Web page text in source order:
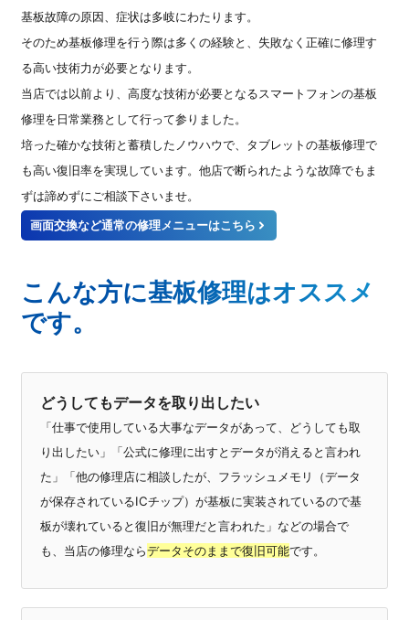
基板故障の原因、症状は多岐にわたります。
そのため基板修理を行う際は多くの経験と、失敗なく正確に修理す
る高い技術力が必要となります。
当店では以前より、高度な技術が必要となるスマートフォンの基板
修理を日常業務として行って参りました。
培った確かな技術と蓄積したノウハウで、タブレットの基板修理で
も高い復旧率を実現しています。他店で断られたような故障でもま
ずは諦めずにご相談下さいませ。
画面交換など通常の修理メニューはこちら
こんな方に基板修理はオススメ
です。
どうしてもデータを取り出したい
「仕事で使用している大事なデータがあって、どうしても取
り出したい」「公式に修理に出すとデータが消えると言われ
た」「他の修理店に相談したが、フラッシュメモリ（データ
が保存されているICチップ）が基板に実装されているので基
板が壊れていると復旧が無理だと言われた」などの場合で
も、当店の修理ならデータそのままで復旧可能です。